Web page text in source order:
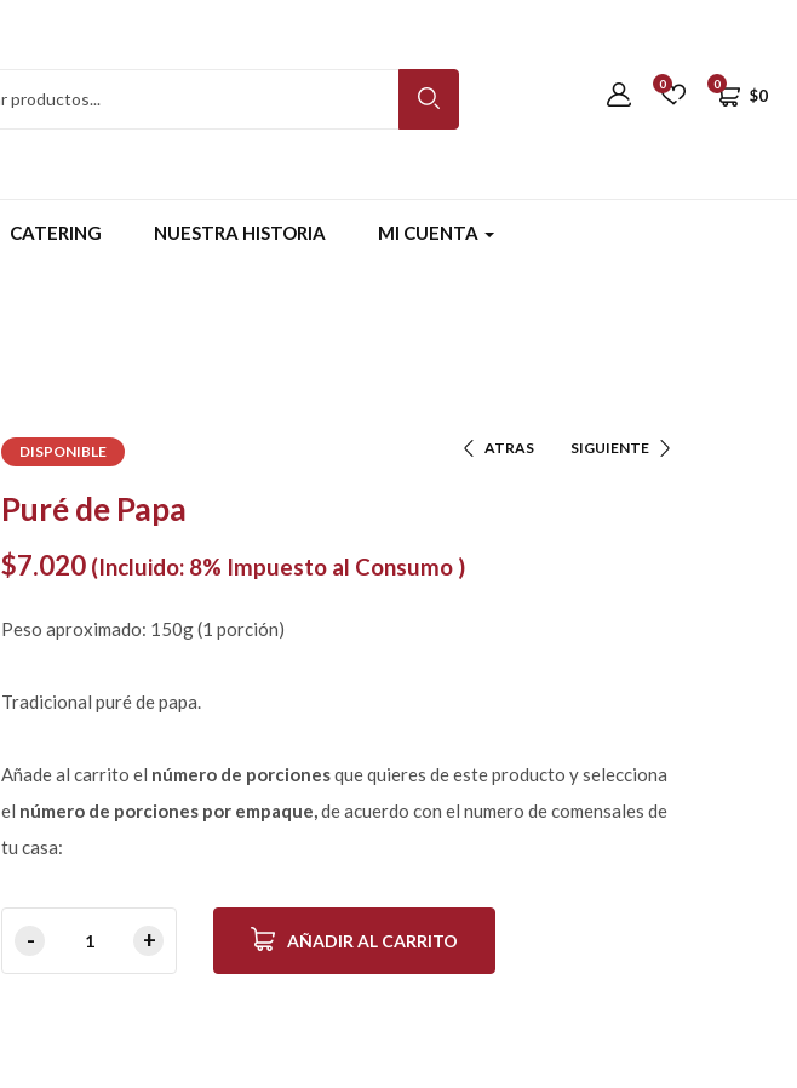
0
$0
0
CATERING NUESTRA HISTORIA MI CUENTA
DISPONIBLE ATRAS SIGUIENTE
Puré de Papa
$7.020 (Incluido: 8% Impuesto al Consumo )
Peso aproximado: 150g (1 porción)
Tradicional puré de papa.
Añade al carrito el número de porcionesque quieres de este producto y selecciona
el número de porciones por empaque,de acuerdo con el numero de comensales de
tu casa:
AÑADIR AL CARRITO